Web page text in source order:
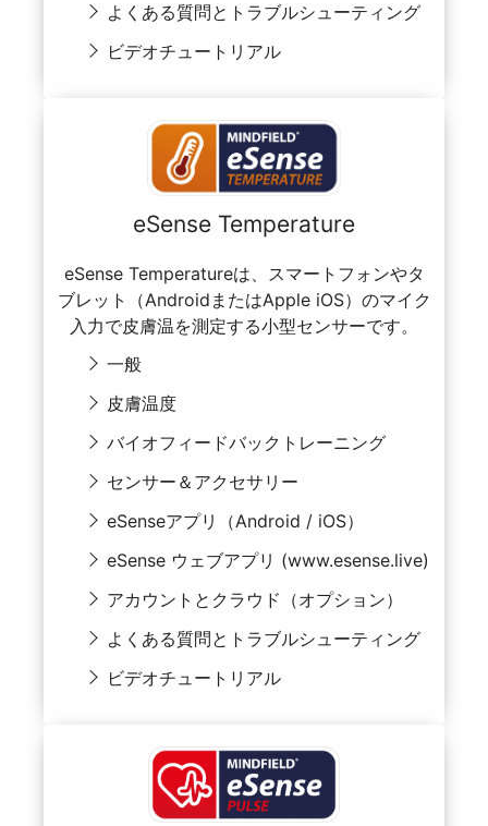
よくある質問とトラブルシューティング
ビデオチュートリアル
eSense Temperature
eSense Temperatureは、スマートフォンやタ
ブレット（AndroidまたはApple iOS）のマイク
入力で皮膚温を測定する小型センサーです。
一般
皮膚温度
バイオフィードバックトレーニング
センサー＆アクセサリー
eSenseアプリ（Android / iOS）
eSense ウェブアプリ (www.esense.live)
アカウントとクラウド（オプション）
よくある質問とトラブルシューティング
ビデオチュートリアル